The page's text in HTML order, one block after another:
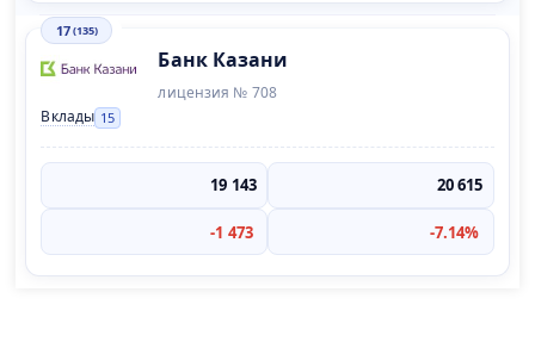
17(135)
Банк Казани
лицензия № 708
Вклады 15
19 143 20 615
-1 473 -7.14%